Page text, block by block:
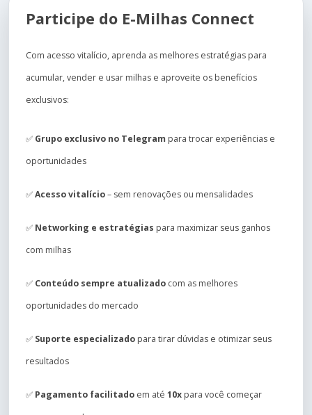
Participe do E-Milhas Connect
Com acesso vitalício, aprenda as melhores estratégias para
acumular, vender e usar milhas e aproveite os benefícios
exclusivos:
✅ Grupo exclusivo no Telegram para trocar experiências e
oportunidades
✅Acesso vitalício– sem renovações ou mensalidades
✅ Networking e estratégias para maximizar seus ganhos
com milhas
✅ Conteúdo sempre atualizado com as melhores
oportunidades do mercado
✅ Suporte especializado para tirar dúvidas e otimizar seus
resultados
✅ Pagamento facilitado em até 10x para você começar